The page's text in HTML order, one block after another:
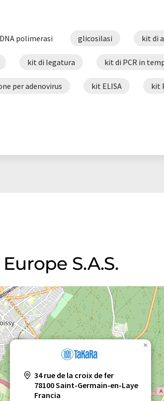
DNA polimerasi glicosilasi kit di
kit di legatura kit di PCR in
per adenovirus kit ELISA kit
cellulari reagenti per l'apoptosi
S.A.S.
34 rue de la croix de fer
78100 Saint-Germain-en-Laye
Francia
×